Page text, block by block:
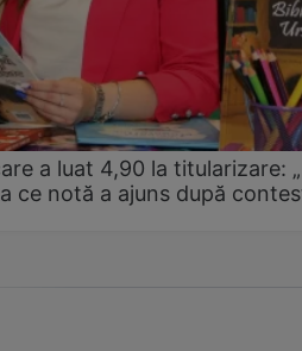
a luat 4,90 la titularizare:
ce notă a ajuns după